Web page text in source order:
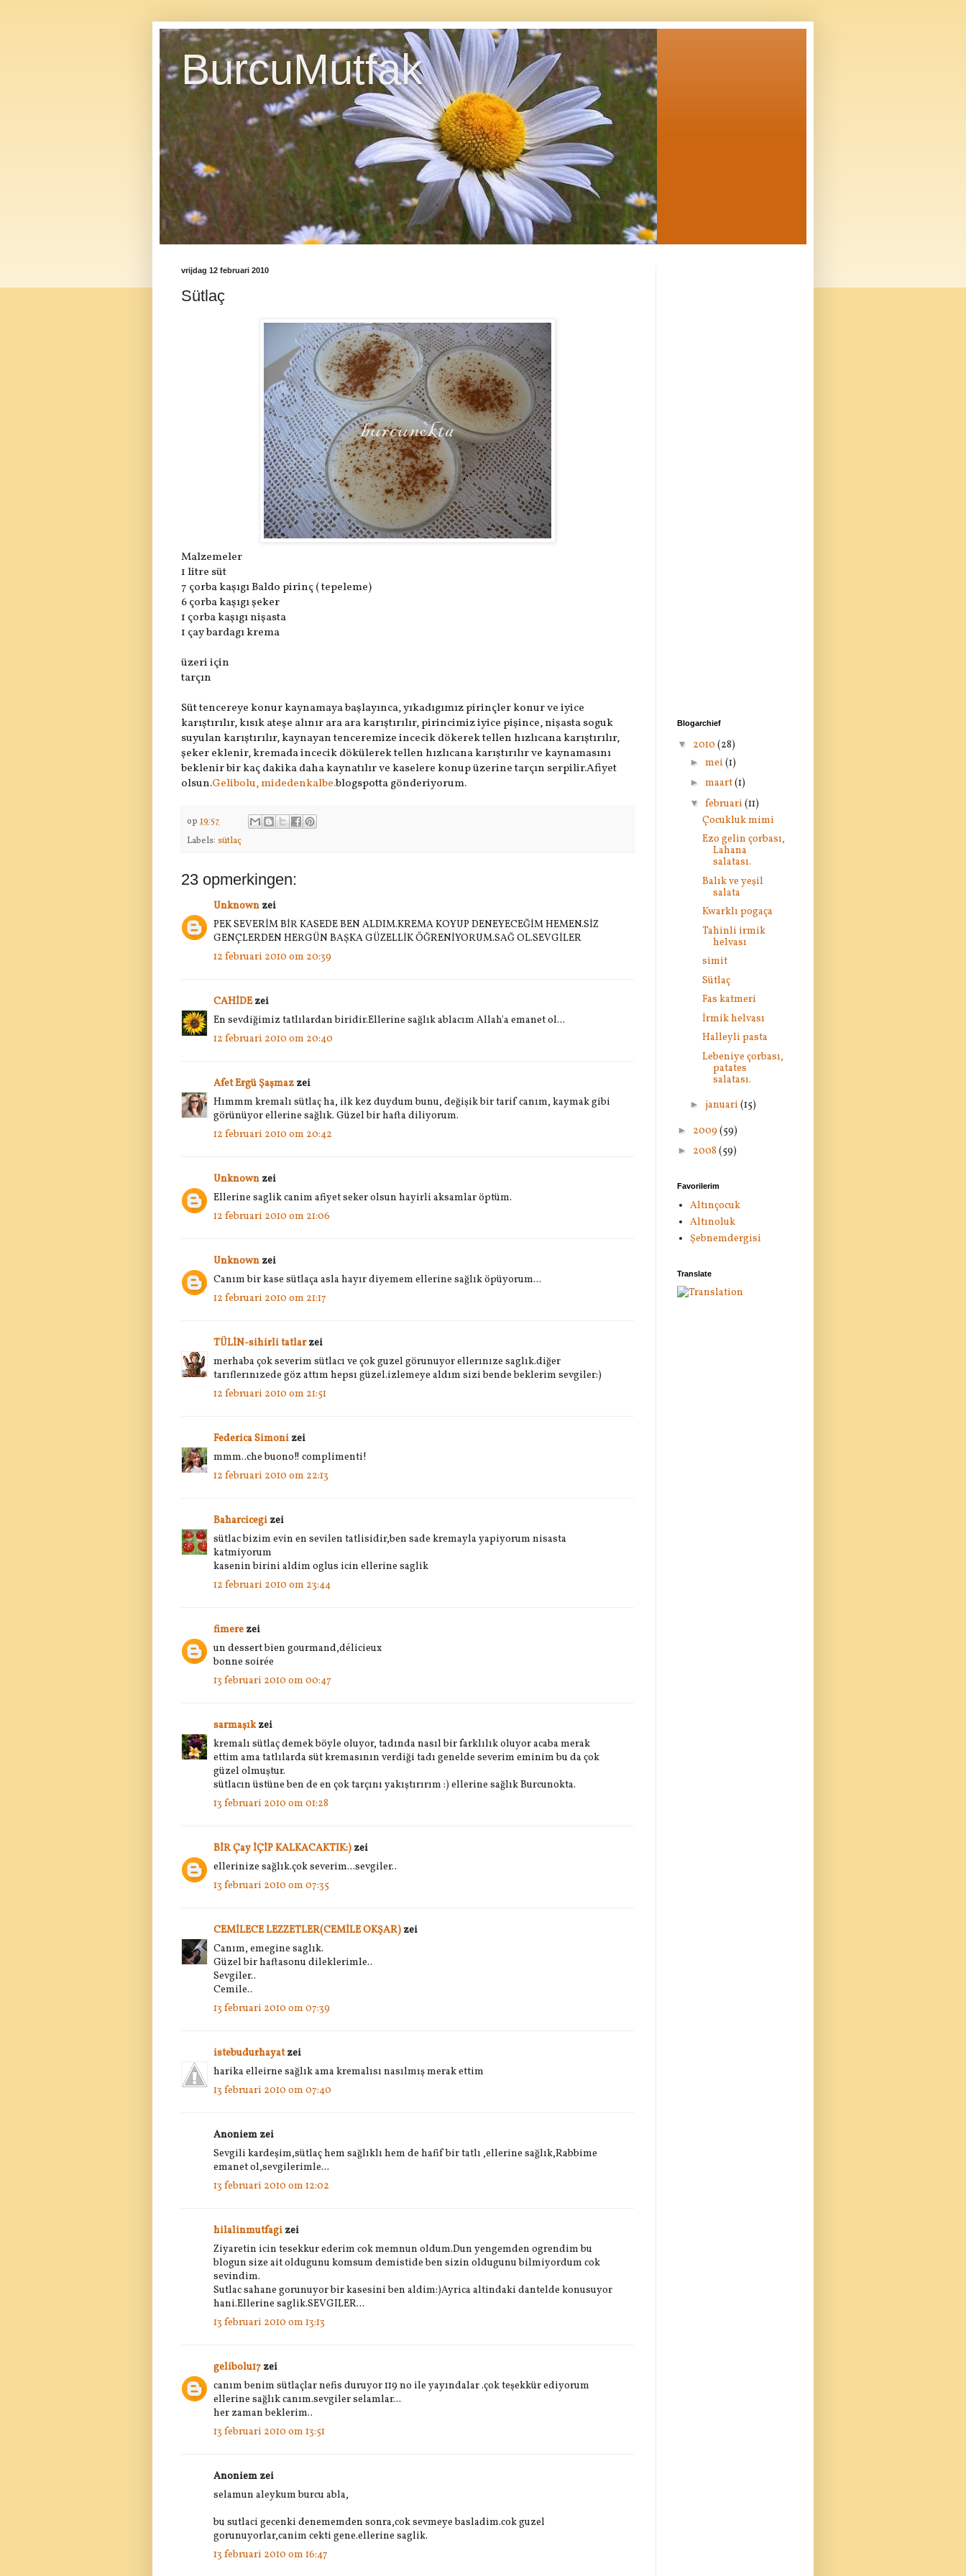
BurcuMutfak
vrijdag 12 februari 2010
Sütlaç
Malzemeler
1 litre süt
7 çorba kaşıgı Baldo pirinç ( tepeleme)
6 çorba kaşıgı şeker
1 çorba kaşıgı nişasta
1 çay bardagı krema
üzeri için
tarçın
Süt tencereye konur kaynamaya başlayınca, yıkadıgımız pirinçler konur ve iyice
karıştırılır, kısık ateşe alınır ara ara karıştırılır, pirincimiz iyice pişince, nişasta soguk
suyulan karıştırılır, kaynayan tenceremize incecik dökerek tellen hızlıcana karıştırılır,
şeker eklenir, kremada incecik dökülerek tellen hızlıcana karıştırılır ve kaynamasını
beklenir bir kaç dakika daha kaynatılır ve kaselere konup üzerine tarçın serpilir.Afiyet
olsun.Gelibolu, midedenkalbe.blogspotta gönderiyorum.
op 19:57
Labels: sütlaç
23 opmerkingen:
Unknown zei
PEK SEVERİM BİR KASEDE BEN ALDIM.KREMA KOYUP DENEYECEĞİM HEMEN.SİZ
GENÇLERDEN HERGÜN BAŞKA GÜZELLİK ÖĞRENİYORUM.SAĞ OL.SEVGİLER
12 februari 2010 om 20:39
CAHİDEzei
En sevdiğimiz tatlılardan biridir.Ellerine sağlık ablacım Allah'a emanet ol...
12 februari 2010 om 20:40
Afet Ergü Şaşmaz zei
Hımmm kremalı sütlaç ha, ilk kez duydum bunu, değişik bir tarif canım, kaymak gibi
görünüyor ellerine sağlık. Güzel bir hafta diliyorum.
12 februari 2010 om 20:42
Unknown zei
Ellerine saglik canim afiyet seker olsun hayirli aksamlar öptüm.
12 februari 2010 om 21:06
Unknown zei
Canım bir kase sütlaça asla hayır diyemem ellerine sağlık öpüyorum...
12 februari 2010 om 21:17
TÜLİN-sihirli tatlarzei
merhaba çok severim sütlacı ve çok guzel görunuyor ellerınıze saglık.diğer
tarıflerınızede göz attım hepsı güzel.izlemeye aldım sizi bende beklerim sevgiler:)
12 februari 2010 om 21:51
Federica Simoni zei
mmm..che buono!! complimenti!
12 februari 2010 om 22:13
Baharcicegi zei
sütlac bizim evin en sevilen tatlisidir,ben sade kremayla yapiyorum nisasta
katmiyorum
kasenin birini aldim oglus icin ellerine saglik
12 februari 2010 om 23:44
fimere zei
un dessert bien gourmand,délicieux
bonne soirée
13 februari 2010 om 00:47
sarmaşıkzei
kremalı sütlaç demek böyle oluyor, tadında nasıl bir farklılık oluyor acaba merak
ettim ama tatlılarda süt kremasının verdiği tadı genelde severim eminim bu da çok
güzel olmuştur.
sütlacın üstüne ben de en çok tarçını yakıştırırım :) ellerine sağlık Burcunokta.
13 februari 2010 om 01:28
BİR Çay İÇİP KALKACAKTIK:) zei
ellerinize sağlık.çok severim...sevgiler..
13 februari 2010 om 07:35
CEMİLECE LEZZETLER(CEMİLE OKŞAR) zei
Canım, emegine saglık.
Güzel bir haftasonu dileklerimle..
Sevgiler..
Cemile..
13 februari 2010 om 07:39
istebudurhayatzei
harika elleirne sağlık ama kremalısı nasılmış merak ettim
13 februari 2010 om 07:40
Anoniem zei
Sevgili kardeşim,sütlaç hem sağlıklı hem de hafif bir tatlı ,ellerine sağlık,Rabbime
emanet ol,sevgilerimle...
13 februari 2010 om 12:02
hilalinmutfagi zei
Ziyaretin icin tesekkur ederim cok memnun oldum.Dun yengemden ogrendim bu
blogun size ait oldugunu komsum demistide ben sizin oldugunu bilmiyordum cok
sevindim.
Sutlac sahane gorunuyor bir kasesini ben aldim:)Ayrica altindaki dantelde konusuyor
hani.Ellerine saglik.SEVGILER...
13 februari 2010 om 13:13
gelibolu17 zei
canım benim sütlaçlar nefis duruyor 119 no ile yayındalar .çok teşekkür ediyorum
ellerine sağlık canım.sevgiler selamlar...
her zaman beklerim..
13 februari 2010 om 13:51
Anoniem zei
selamun aleykum burcu abla,
bu sutlaci gecenki denememden sonra,cok sevmeye basladim.cok guzel
gorunuyorlar,canim cekti gene.ellerine saglik.
13 februari 2010 om 16:47
Blogarchief
▼ 2010 (28)
► mei (1)
► maart(1)
▼ februari (11)
Çocukluk mimi
Ezo gelin çorbası,
Lahana
salatası.
Balık ve yeşil
salata
Kwarklı pogaça
Tahinli irmik
helvası
simit
Sütlaç
Fas katmeri
İrmik helvası
Halleyli pasta
Lebeniye çorbası,
patates
salatası.
► januari (15)
► 2009 (59)
► 2008 (59)
Favorilerim
Altınçocuk
Altınoluk
Şebnemdergisi
Translate